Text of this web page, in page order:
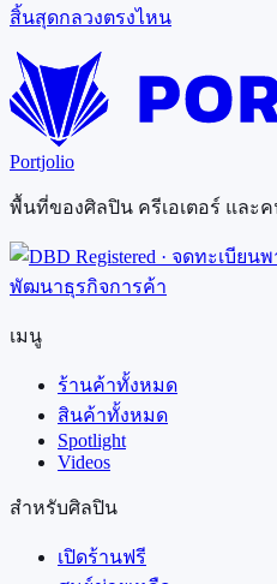
สิ้นสุดกลวงตรงไหน
Portjolio
พื้นที่ของศิลปิน ครีเอเตอร์ และ
เมนู
ร้านค้าทั้งหมด
สินค้าทั้งหมด
Spotlight
Videos
สำหรับศิลปิน
เปิดร้านฟรี